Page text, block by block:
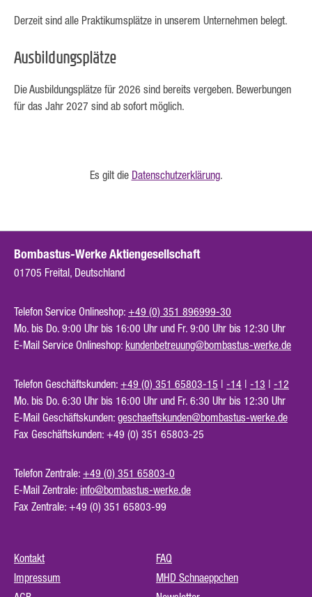
Derzeit sind alle Praktikumsplätze in unserem Unternehmen belegt.
Ausbildungsplätze
Die Ausbildungsplätze für 2026 sind bereits vergeben. Bewerbungen
für das Jahr 2027 sind ab sofort möglich.
Es gilt die Datenschutzerklärung.
Bombastus-Werke Aktiengesellschaft
01705 Freital, Deutschland
Telefon Service Onlineshop: +49 (0) 351 896999-30
Mo. bis Do. 9:00 Uhr bis 16:00 Uhr und Fr. 9:00 Uhr bis 12:30 Uhr
E-Mail Service Onlineshop: kundenbetreuung@bombastus-werke.de
Telefon Geschäftskunden: +49 (0) 351 65803-15 | -14 | -13 | -12
Mo. bis Do. 6:30 Uhr bis 16:00 Uhr und Fr. 6:30 Uhr bis 12:30 Uhr
E-Mail Geschäftskunden: geschaeftskunden@bombastus-werke.de
Fax Geschäftskunden: +49 (0) 351 65803-25
Telefon Zentrale: +49 (0) 351 65803-0
E-Mail Zentrale: info@bombastus-werke.de
Fax Zentrale: +49 (0) 351 65803-99
Kontakt
Impressum
FAQ
MHD Schnaeppchen